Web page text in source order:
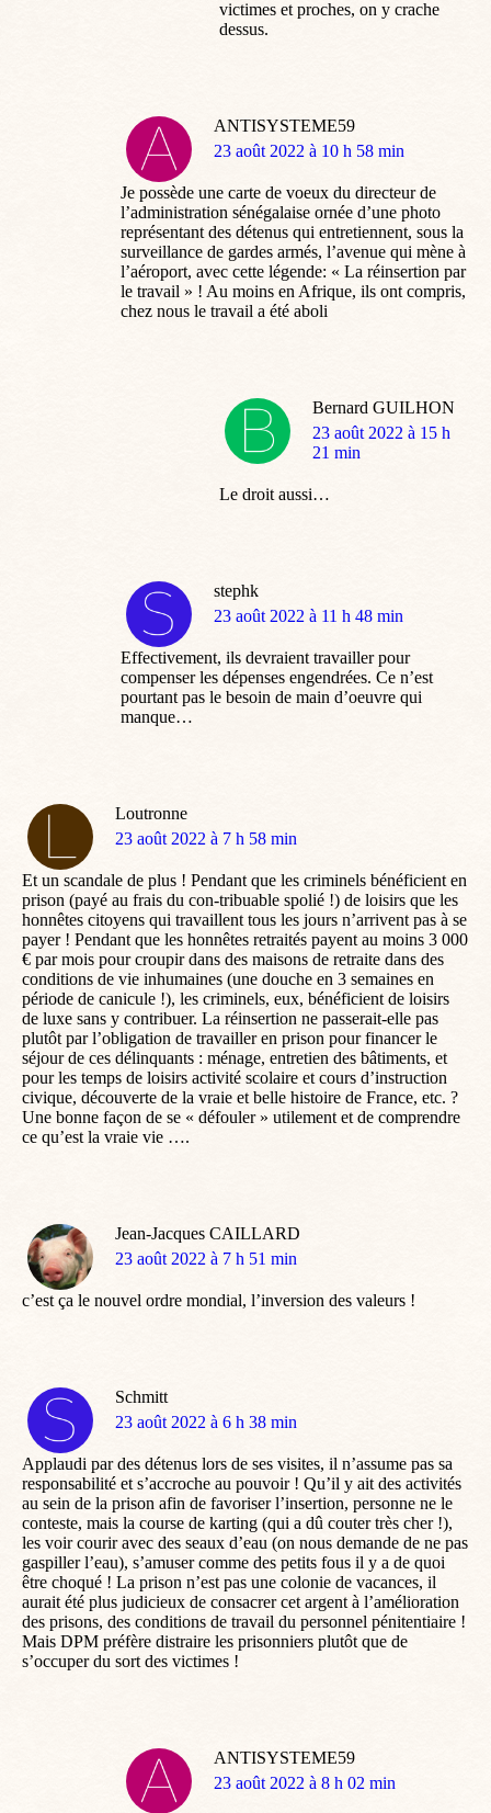
victimes et proches, on y crache
dessus.
ANTISYSTEME59
dit
23 août 2022 à 10 h 58 min
Je possède une carte de voeux du directeur de
l’administration sénégalaise ornée d’une photo
représentant des détenus qui entretiennent, sous la
surveillance de gardes armés, l’avenue qui mène à
l’aéroport, avec cette légende: « La réinsertion par
le travail » ! Au moins en Afrique, ils ont compris,
chez nous le travail a été aboli
Bernard GUILHON
dit
:
23 août 2022 à 15 h
21 min
Le droit aussi…
stephk
dit
23 août 2022 à 11 h 48 min
Effectivement, ils devraient travailler pour
compenser les dépenses engendrées. Ce n’est
pourtant pas le besoin de main d’oeuvre qui
manque…
Loutronne
dit
23 août 2022 à 7 h 58 min
Et un scandale de plus ! Pendant que les criminels bénéficient en
prison (payé au frais du con-tribuable spolié !) de loisirs que les
honnêtes citoyens qui travaillent tous les jours n’arrivent pas à se
payer ! Pendant que les honnêtes retraités payent au moins 3 000
€ par mois pour croupir dans des maisons de retraite dans des
conditions de vie inhumaines (une douche en 3 semaines en
période de canicule !), les criminels, eux, bénéficient de loisirs
de luxe sans y contribuer. La réinsertion ne passerait-elle pas
plutôt par l’obligation de travailler en prison pour financer le
séjour de ces délinquants : ménage, entretien des bâtiments, et
pour les temps de loisirs activité scolaire et cours d’instruction
civique, découverte de la vraie et belle histoire de France, etc. ?
Une bonne façon de se « défouler » utilement et de comprendre
ce qu’est la vraie vie ….
Jean-Jacques CAILLARD
dit
23 août 2022 à 7 h 51 min
c’est ça le nouvel ordre mondial, l’inversion des valeurs !
Schmitt
dit
23 août 2022 à 6 h 38 min
Applaudi par des détenus lors de ses visites, il n’assume pas sa
responsabilité et s’accroche au pouvoir ! Qu’il y ait des activités
au sein de la prison afin de favoriser l’insertion, personne ne le
conteste, mais la course de karting (qui a dû couter très cher !),
les voir courir avec des seaux d’eau (on nous demande de ne pas
gaspiller l’eau), s’amuser comme des petits fous il y a de quoi
être choqué ! La prison n’est pas une colonie de vacances, il
aurait été plus judicieux de consacrer cet argent à l’amélioration
des prisons, des conditions de travail du personnel pénitentiaire !
Mais DPM préfère distraire les prisonniers plutôt que de
s’occuper du sort des victimes !
ANTISYSTEME59
dit
23 août 2022 à 8 h 02 min